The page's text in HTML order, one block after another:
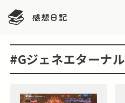
感想日記
#Gジェネエターナル